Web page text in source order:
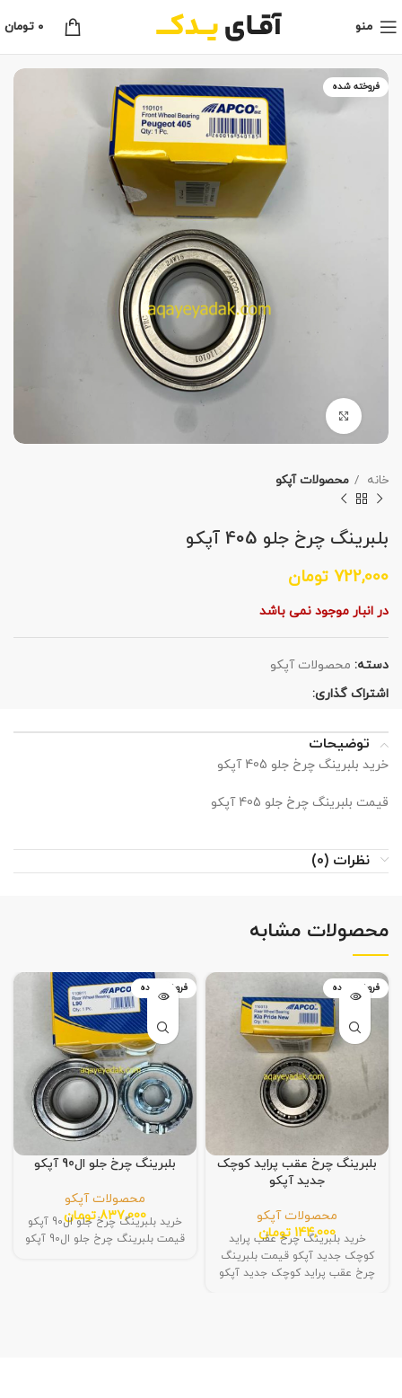
منو 0 تومان
فروخته شده
خانه محصولات آپکو
بلبرینگ چرخ جلو 405 آپکو
722,000 تومان
در انبار موجود نمی باشد
دسته: محصولات آپکو
اشتراک گذاری:
توضیحات
خرید بلبرینگ چرخ جلو 405 آپکو
قیمت بلبرینگ چرخ جلو 405 آپکو
نظرات (0)
محصولات مشابه
فروخته شده
بلبرینگ چرخ عقب پراید کوچک
جدید آپکو
محصولات آپکو
144,000 تومان
خرید بلبرینگ چرخ عقب پراید
کوچک جدید آپکو قیمت بلبرینگ
چرخ عقب پراید کوچک جدید آپکو
فروخته شده
بلبرینگ چرخ جلو ال90 آپکو
محصولات آپکو
837,000 تومان
خرید بلبرینگ چرخ جلو ال90 آپکو
قیمت بلبرینگ چرخ جلو ال90 آپکو